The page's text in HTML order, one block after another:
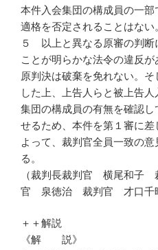
本件入会集団の構成員の一
適格を否定されることはない
５ 以上と異なる原審の判断
ことが明らかな法令の違反が
原判決は破棄を免れない。
した上、上告人らと被上告
集団の構成員の有無を確認
せるため、本件を第１審に差
よって、裁判官全員一致の
る。
（裁判長裁判官 横尾和
官 泉徳治 裁判官 才口千
＋＋解説
《解 説》